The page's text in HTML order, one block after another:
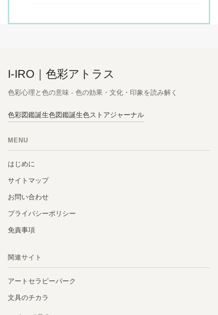
I-IRO｜色彩アトラス
色彩心理と色の意味 - 色の効果・文化・印象を読み解く
色彩図鑑誕生色図鑑誕生色ストアジャーナル
MENU
はじめに
サイトマップ
お問い合わせ
プライバシーポリシー
免責事項
関連サイト
アートセラピーパーク
文具のチカラ